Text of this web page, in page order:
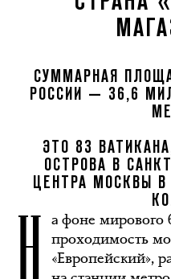
Н а фоне мирового
проходимость
«Европейский»,
СУММАРНАЯ
РОССИИ — 36,6
ЭТО 83
ОСТРОВА В
ЦЕНТРА МОСКВЫ